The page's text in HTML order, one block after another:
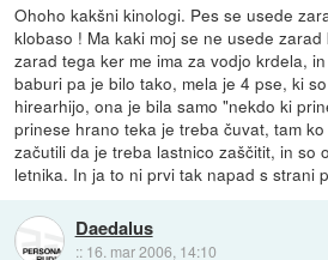
Ohoho kakšni kinologi. Pes se usede
klobaso ! Ma kaki moj se ne usede
zarad tega ker me ima za vodjo krdela,
baburi pa je bilo tako, mela je 4 pse, ki
hirearhijo, ona je bila samo "nekdo ki
prinese hrano teka je treba čuvat, tam
začutili da je treba lastnico zaščitit, in so
letnika. In ja to ni prvi tak napad s strani
Daedalus
:: 16. mar 2006, 14:10